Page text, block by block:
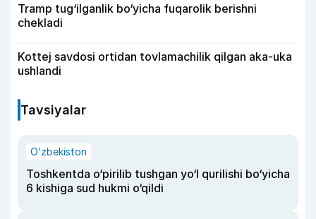
Tramp tug‘ilganlik bo‘yicha fuqarolik berishni
chekladi
Kottej savdosi ortidan tovlamachilik qilgan aka-uka
ushlandi
Tavsiyalar
O‘zbekiston
Toshkentda o‘pirilib tushgan yo‘l qurilishi bo‘yicha
6 kishiga sud hukmi o‘qildi